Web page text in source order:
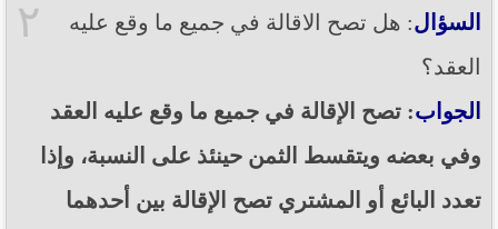
الكربلائي في (14/ شعبان /1435هـ) الموافق ( 13/6/2014م
) بعد سيطرة (داعش) على مناطق واسعة في محافظتي
المحافظات
بيان صادر من مكتب سماحة السيد السيستاني -دام ظلّه
محافظة نينوى
٢ السؤال: هل تصح الاقالة في جميع ما وقع عليه
العقد؟
الجواب: تصح الإقالة في جميع ما وقع عليه العقد
وفي بعضه ويتقسط الثمن حينئذ على النسبة، وإذا
تعدد البائع أو المشتري تصح الإقالة بين أحدهما